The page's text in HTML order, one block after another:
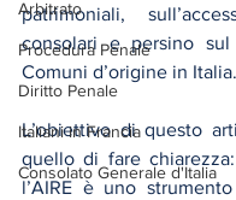
Arbitrato
Procedura Penale
Diritto Penale
Italiani in Francia
Consolato Generale d'Italia
patrimoniali,
consolari e persino
Comuni d’origine in Italia.
L’obiettivo di questo
quello di fare
l’AIRE è uno